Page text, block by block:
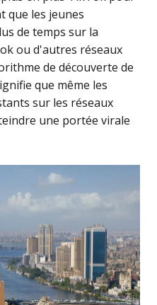
que les jeunes
de temps sur la
ou d'autres réseaux
de découverte de
que même les
sur les réseaux
une portée virale